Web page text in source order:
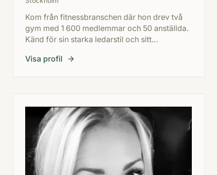
Kom från fitnessbranschen där hon drev två
gym med 1 600 medlemmar och 50 anställda.
Känd för sin starka ledarstil och sitt
Visa profil